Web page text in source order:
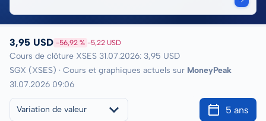
3,95 USD -56,92 % -5,22 USD
Cours de clôture XSES 31.07.2026: 3,95 USD
SGX (XSES) · Cours et graphiques actuels sur MoneyPeak
31.07.2026 09:06
Variation de valeur 5 ans